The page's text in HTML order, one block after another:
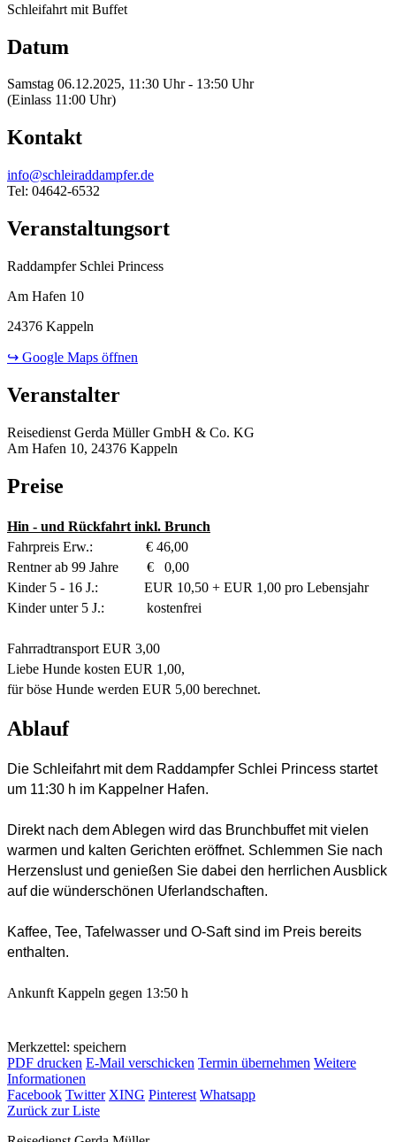
Schleifahrt mit Buffet
Datum
Samstag 06.12.2025, 11:30 Uhr - 13:50 Uhr
(Einlass 11:00 Uhr)
Kontakt
info@schleiraddampfer.de
Tel: 04642-6532
Veranstaltungsort
Raddampfer Schlei Princess
Am Hafen 10
24376 Kappeln
↪ Google Maps öffnen
Veranstalter
Reisedienst Gerda Müller GmbH & Co. KG
Am Hafen 10, 24376 Kappeln
Preise
Hin - und Rückfahrt inkl. Brunch
Fahrpreis Erw.: € 46,00
Rentner ab 99 Jahre € 0,00
Kinder 5 - 16 J.: EUR 10,50 + EUR 1,00 pro Lebensjahr
Kinder unter 5 J.: kostenfrei
Fahrradtransport EUR 3,00
Liebe Hunde kosten EUR 1,00,
für böse Hunde werden EUR 5,00 berechnet.
Ablauf
Die Schleifahrt mit dem Raddampfer Schlei Princess startet
um 11:30 h im Kappelner Hafen.
Direkt nach dem Ablegen wird das Brunchbuffet mit vielen
warmen und kalten Gerichten eröffnet. Schlemmen Sie nach
Herzenslust und genießen Sie dabei den herrlichen Ausblick
auf die wünderschönen Uferlandschaften.
Kaffee, Tee, Tafelwasser und O-Saft sind im Preis bereits
enthalten.
Ankunft Kappeln gegen 13:50 h
Merkzettel: speichern
PDF drucken E-Mail verschicken Termin übernehmen Weitere
Informationen
Facebook Twitter XING Pinterest Whatsapp
Zurück zur Liste